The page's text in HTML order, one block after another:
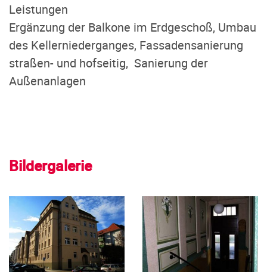
Leistungen
Ergänzung der Balkone im Erdgeschoß, Umbau
des Kellerniederganges, Fassadensanierung
straßen- und hofseitig, Sanierung der
Außenanlagen
Bildergalerie